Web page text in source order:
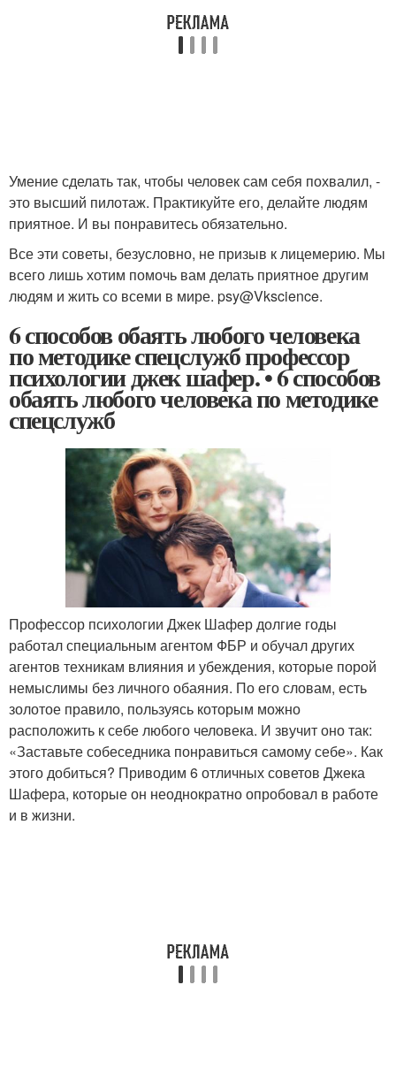
Умение сделать так, чтобы человек сам себя похвалил, -
это высший пилотаж. Практикуйте его, делайте людям
приятное. И вы понравитесь обязательно.
Все эти советы, безусловно, не призыв к лицемерию. Мы
всего лишь хотим помочь вам делать приятное другим
людям и жить со всеми в мире. psy@Vkscience.
6 способов обаять любого человека
по методике спецслужб профессор
психологии джек шафер. • 6 способов
обаять любого человека по методике
спецслужб
Профессор психологии Джек Шафер долгие годы
работал специальным агентом ФБР и обучал других
агентов техникам влияния и убеждения, которые порой
немыслимы без личного обаяния. По его словам, есть
золотое правило, пользуясь которым можно
расположить к себе любого человека. И звучит оно так:
«Заставьте собеседника понравиться самому себе». Как
этого добиться? Приводим 6 отличных советов Джека
Шафера, которые он неоднократно опробовал в работе
и в жизни.